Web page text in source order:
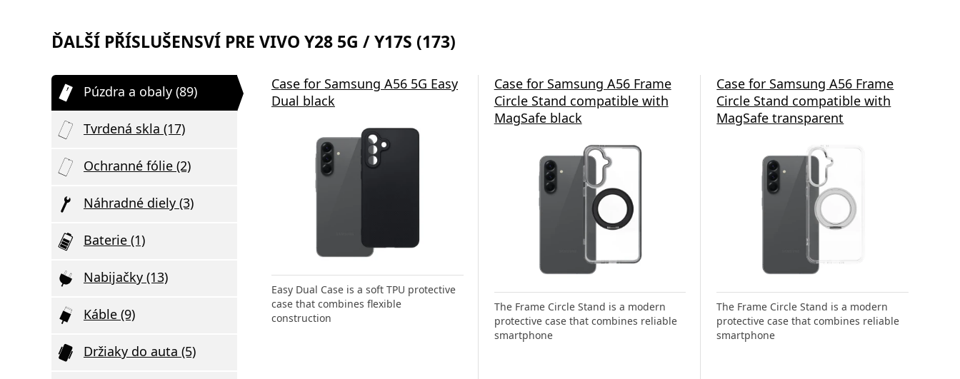
ĎALŠÍ PŘÍSLUŠENSVÍ PRE VIVO Y28 5G / Y17S (173)
Púzdra a obaly (89)
Tvrdená skla (17)
Ochranné fólie (2)
Náhradné diely (3)
Baterie (1)
Nabijačky (13)
Káble (9)
Držiaky do auta (5)
Case for Samsung A56 5G Easy
Dual black
Easy Dual Case is a soft TPU protective
case that combines flexible
construction
Case for Samsung A56 Frame
Circle Stand compatible with
MagSafe black
The Frame Circle Stand is a modern
protective case that combines reliable
smartphone
Case for Samsung A56 Frame
Circle Stand compatible with
MagSafe transparent
The Frame Circle Stand is a modern
protective case that combines reliable
smartphone